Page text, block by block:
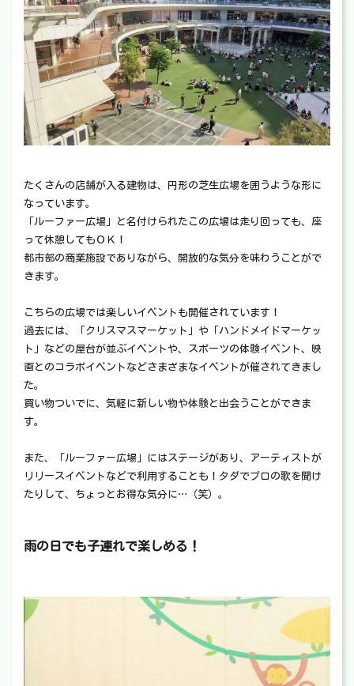
たくさんの店舗が入る建物は、円形の芝生広場を囲うような形に
なっています。
「ルーファー広場」と名付けられたこの広場は走り回っても、座
って休憩してもＯＫ！
都市部の商業施設でありながら、開放的な気分を味わうことがで
きます。
こちらの広場では楽しいイベントも開催されています！
過去には、「クリスマスマーケット」や「ハンドメイドマーケッ
ト」などの屋台が並ぶイベントや、スポーツの体験イベント、映
画とのコラボイベントなどさまざまなイベントが催されてきまし
た。
買い物ついでに、気軽に新しい物や体験と出会うことができま
す。
また、「ルーファー広場」にはステージがあり、アーティストが
リリースイベントなどで利用することも！タダでプロの歌を聞け
たりして、ちょっとお得な気分に…（笑）。
雨の日でも子連れで楽しめる！